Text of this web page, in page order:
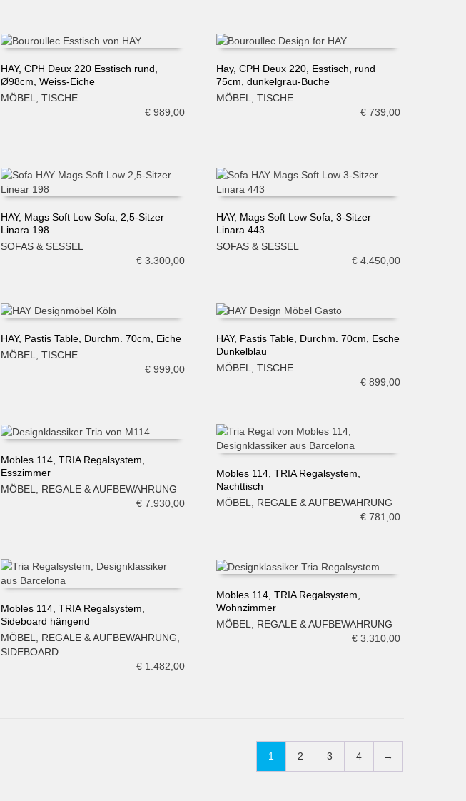
IN DEN WARENKORB
HAY, CPH Deux 220 Esstisch rund,
Ø98cm, Weiss-Eiche
MÖBEL
TISCHE
€989,00
IN DEN WARENKORB
Hay, CPH Deux 220, Esstisch, rund
75cm, dunkelgrau-Buche
MÖBEL
,TISCHE
€ 739,00
HAY, Mags Soft Low Sofa, 2,5-Sitzer
Linara 198
SOFAS & SESSEL
€3.300,00
HAY, Mags Soft Low Sofa, 3-Sitzer
Linara 443
SOFAS & SESSEL
€ 4.450,00
IN DEN WARENKORB
HAY, Pastis Table, Durchm. 70cm, Eiche
MÖBEL
TISCHE
€999,00
IN DEN WARENKORB
HAY, Pastis Table, Durchm. 70cm, Esche
Dunkelblau
MÖBEL
,TISCHE
€ 899,00
IN DEN WARENKORB
Mobles 114, TRIA Regalsystem,
Esszimmer
MÖBEL
REGALE & AUFBEWAHRUNG
€7.930,00
IN DEN WARENKORB
Mobles 114, TRIA Regalsystem,
Nachttisch
MÖBEL
REGALE & AUFBEWAHRUNG
€ 781,00
IN DEN WARENKORB
Mobles 114, TRIA Regalsystem,
Sideboard hängend
MÖBEL
REGALE & AUFBEWAHRUNG
SIDEBOARD
€1.482,00
IN DEN WARENKORB
Mobles 114, TRIA Regalsystem,
Wohnzimmer
MÖBEL
REGALE & AUFBEWAHRUNG
€ 3.310,00
1 2 3 4 →